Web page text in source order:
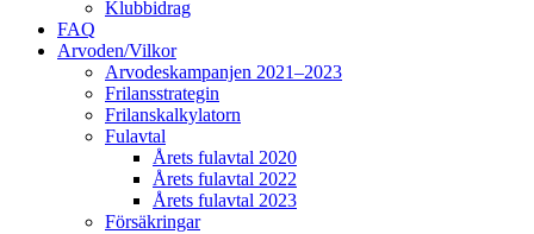
Klubbidrag
FAQ
Arvoden/Vilkor
Arvodeskampanjen 2021–2023
Frilansstrategin
Frilanskalkylatorn
Fulavtal
Årets fulavtal 2020
Årets fulavtal 2022
Årets fulavtal 2023
Försäkringar